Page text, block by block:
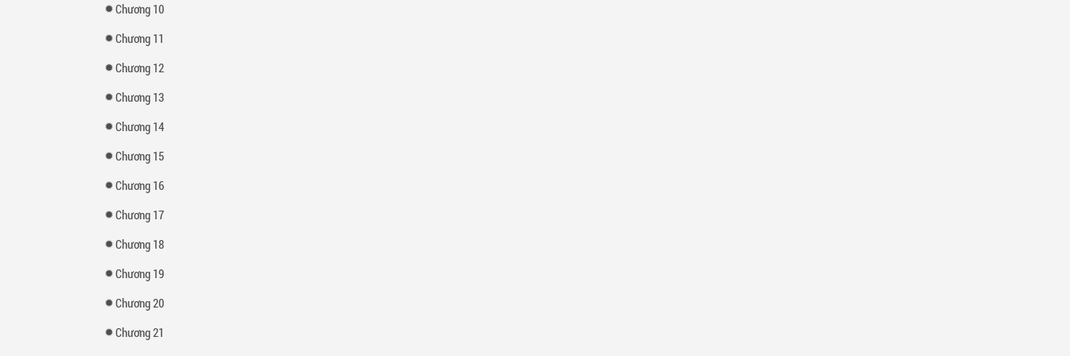
Chương 10
Chương 11
Chương 12
Chương 13
Chương 14
Chương 15
Chương 16
Chương 17
Chương 18
Chương 19
Chương 20
Chương 21